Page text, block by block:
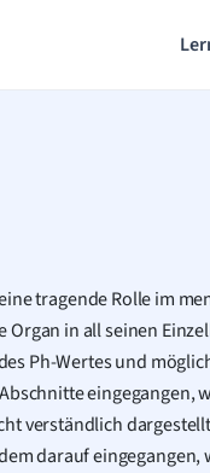
tragende Rolle im
in all seinen
Ph-Wertes und
eingegangen,
verständlich
darauf